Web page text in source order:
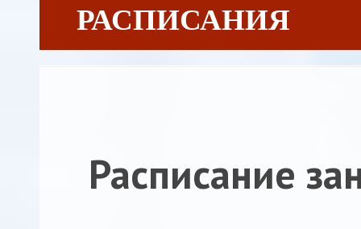
РАСПИСАНИЯ
Расписание